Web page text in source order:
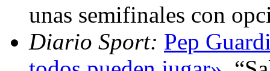
unas semifinales con
Diario Sport: Pep